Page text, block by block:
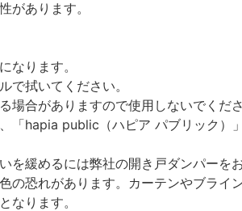
があります。
なります。
拭いてください。
合がありますので使用しないでくださ
hapia public（ハピア パブリック）
緩めるには弊社の開き戸ダンパーをお
恐れがあります。カーテンやブライ
なります。